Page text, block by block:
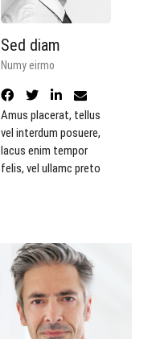
Sed diam
Numy eirmo
Amus placerat, tellus
vel interdum posuere,
lacus enim tempor
felis, vel ullamc preto